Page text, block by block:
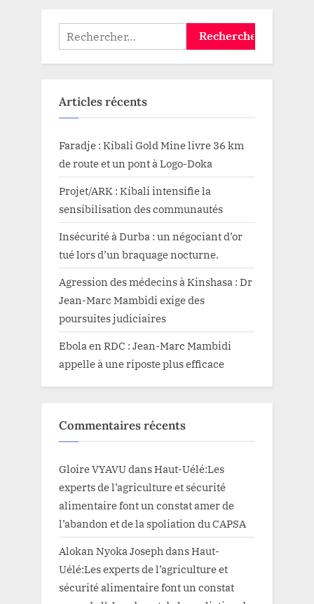
Rechercher :
Articles récents
Faradje : Kibali Gold Mine livre 36 km
de route et un pont à Logo-Doka
Projet/ARK : Kibali intensifie la
sensibilisation des communautés
Insécurité à Durba : un négociant d’or
tué lors d’un braquage nocturne.
Agression des médecins à Kinshasa : Dr
Jean-Marc Mambidi exige des
poursuites judiciaires
Ebola en RDC : Jean-Marc Mambidi
appelle à une riposte plus efficace
Commentaires récents
Gloire VYAVUdansHaut-Uélé:Les
experts de l’agriculture et sécurité
alimentaire font un constat amer de
l’abandon et de la spoliation du CAPSA
Alokan Nyoka Joseph dansHaut-
Uélé:Les experts de l’agriculture et
sécurité alimentaire font un constat